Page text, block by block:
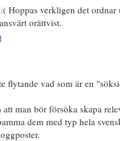
Hoppas verkligen det ordnar
orättvist.
flytande vad som är en
man bör försöka skapa
dem med typ hela